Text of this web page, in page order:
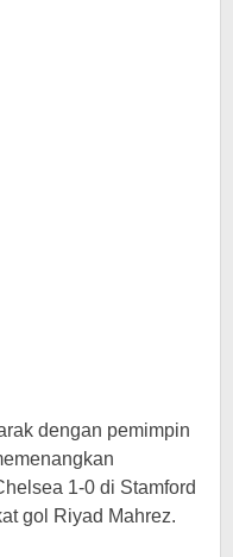
dengan pemimpin
1-0 di Stamford
gol Riyad Mahrez.